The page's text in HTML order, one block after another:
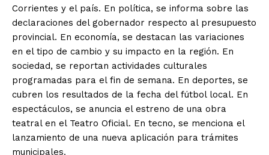
Corrientes y el país. En política, se informa sobre las
declaraciones del gobernador respecto al presupuesto
provincial. En economía, se destacan las variaciones
en el tipo de cambio y su impacto en la región. En
sociedad, se reportan actividades culturales
programadas para el fin de semana. En deportes, se
cubren los resultados de la fecha del fútbol local. En
espectáculos, se anuncia el estreno de una obra
teatral en el Teatro Oficial. En tecno, se menciona el
lanzamiento de una nueva aplicación para trámites
municipales.